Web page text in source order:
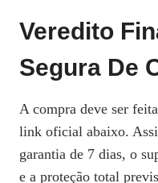
Veredito
Segura De
A compra deve ser
link oficial abaixo.
garantia de 7 dias, o
e a proteção total